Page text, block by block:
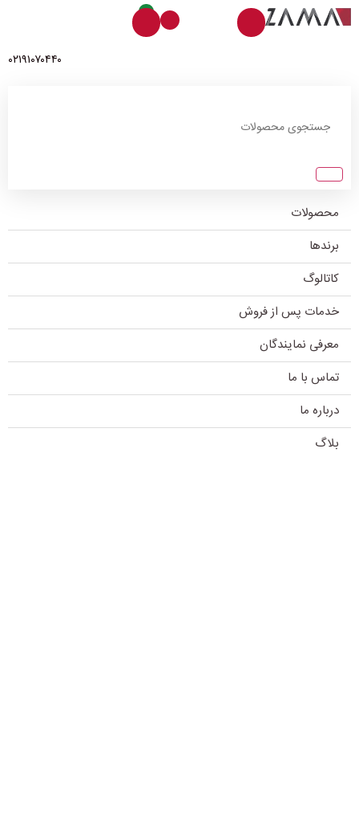
0
۰۲۱۹۱۰۷۰۴۴۰
محصولات
برندها
کاتالوگ
خدمات پس از فروش
معرفی نمایندگان
تماس با ما
درباره ما
بلاگ